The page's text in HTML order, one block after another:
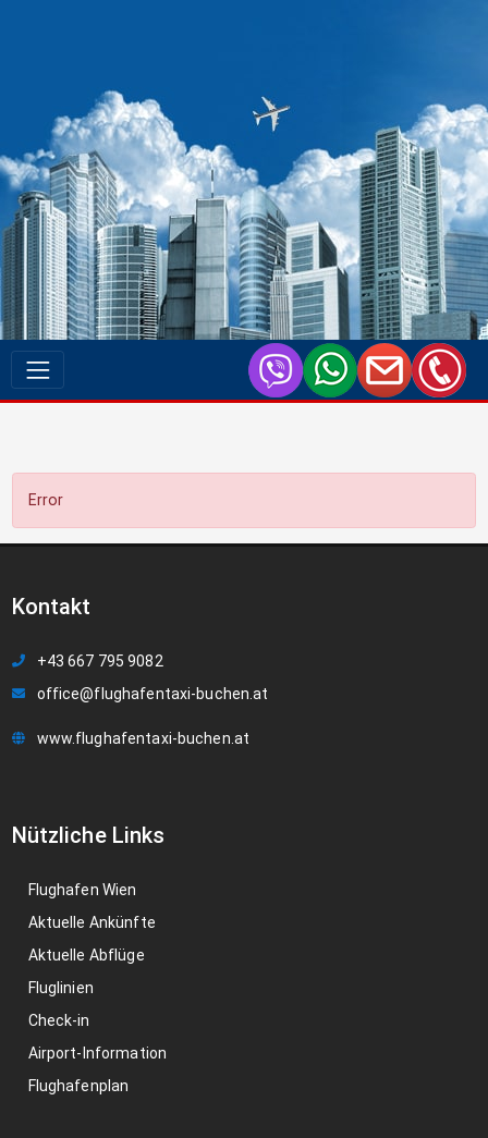
Error
Kontakt
+43 667 795 9082
office@flughafentaxi-buchen.at
www.flughafentaxi-buchen.at
Nützliche Links
Flughafen Wien
Aktuelle Ankünfte
Aktuelle Abflüge
Fluglinien
Check-in
Airport-Information
Flughafenplan